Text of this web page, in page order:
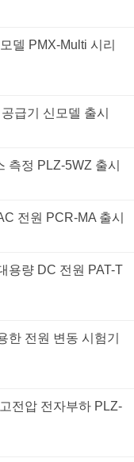
델 PMX-Multi 시리
급기 신모델 출시
측정 PLZ-5WZ 출시
전원 PCR-MA 출시
용량 DC 전원 PAT-T
한 전원 변동 시험기
전압 전자부하 PLZ-